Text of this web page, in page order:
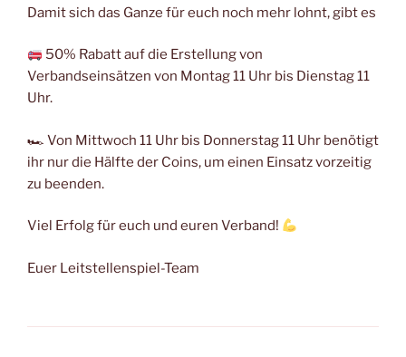
Damit sich das Ganze für euch noch mehr lohnt, gibt es
50% Rabatt auf die Erstellung von
Verbandseinsätzen von Montag 11 Uhr bis Dienstag 11
Uhr.
🏎 Von Mittwoch 11 Uhr bis Donnerstag 11 Uhr benötigt
ihr nur die Hälfte der Coins, um einen Einsatz vorzeitig
zu beenden.
Viel Erfolg für euch und euren Verband!
Euer Leitstellenspiel-Team